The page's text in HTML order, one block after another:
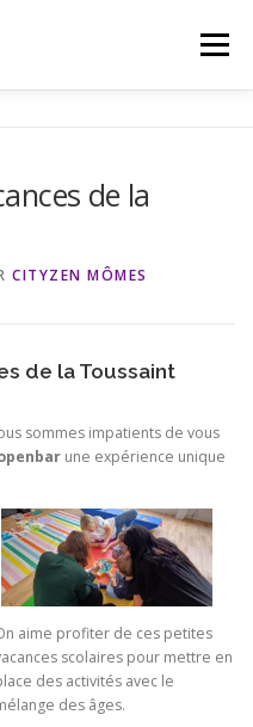
Menu
de la
CITYZEN MÔMES
de la Toussaint
sommes impatients de vous
une expérience unique
aime profiter de ces petites
scolaires pour mettre en
des activités avec le
des âges.